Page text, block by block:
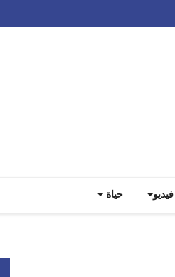
فيديو حياة